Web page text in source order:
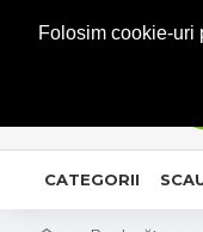
Folosim cookie-uri
CATEGORII